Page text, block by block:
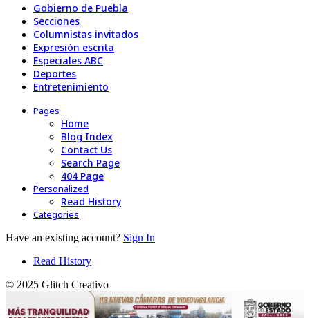
Gobierno de Puebla
Secciones
Columnistas invitados
Expresión escrita
Especiales ABC
Deportes
Entretenimiento
Pages
Home
Blog Index
Contact Us
Search Page
404 Page
Personalized
Read History
Categories
Have an existing account? Sign In
Read History
© 2025 Glitch Creativo